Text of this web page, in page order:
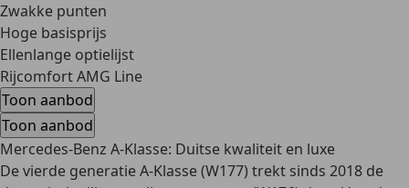
Zwakke punten
Hoge basisprijs
Ellenlange optielijst
Rijcomfort AMG Line
Toon aanbod
Toon aanbod
Mercedes-Benz A-Klasse: Duitse kwaliteit en luxe
De vierde generatie A-Klasse (W177) trekt sinds 2018 de